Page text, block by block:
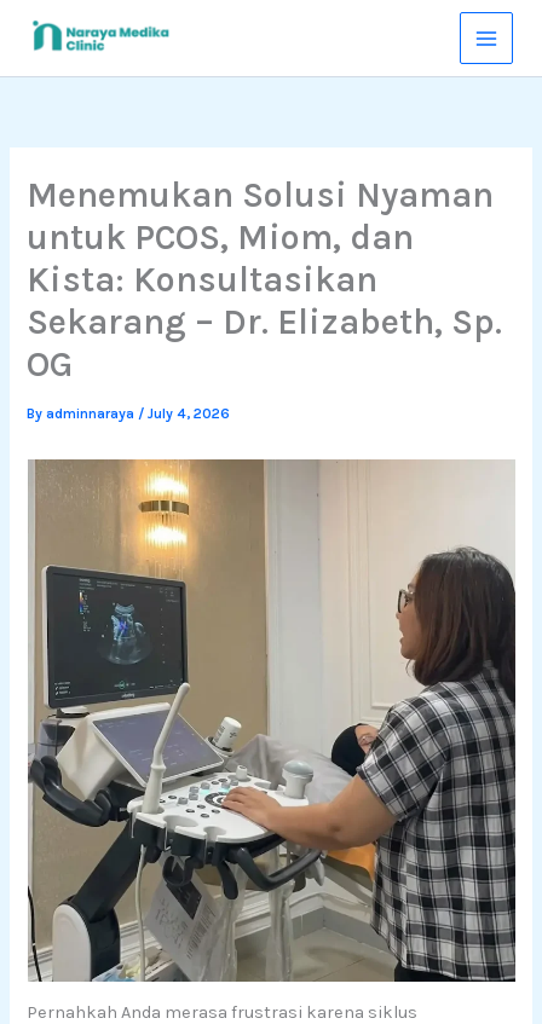
Menemukan Solusi Nyaman
untuk PCOS, Miom, dan
Kista: Konsultasikan
Sekarang – Dr. Elizabeth, Sp.
OG
Byadminnaraya /July 4, 2026
Pernahkah Anda merasa frustrasi karena siklus